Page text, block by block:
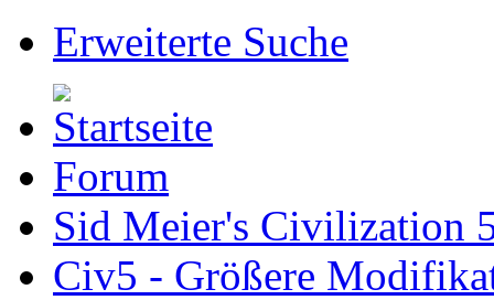
Erweiterte Suche
Forum
Sid Meier's Civilization
Civ5 - Größere